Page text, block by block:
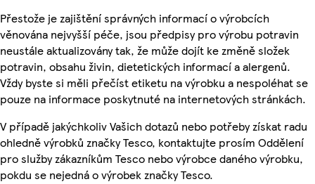
Přestože je zajištění správných informací o výrobcích
věnována nejvyšší péče, jsou předpisy pro výrobu potravin
neustále aktualizovány tak, že může dojít ke změně složek
potravin, obsahu živin, dietetických informací a alergenů.
Vždy byste si měli přečíst etiketu na výrobku a nespoléhat se
pouze na informace poskytnuté na internetových stránkách.
V případě jakýchkoliv Vašich dotazů nebo potřeby získat radu
ohledně výrobků značky Tesco, kontaktujte prosím Oddělení
pro služby zákazníkům Tesco nebo výrobce daného výrobku,
pokdu se nejedná o výrobek značky Tesco.